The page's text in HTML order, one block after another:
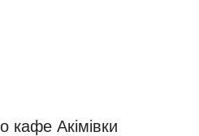
кафе Акімівки